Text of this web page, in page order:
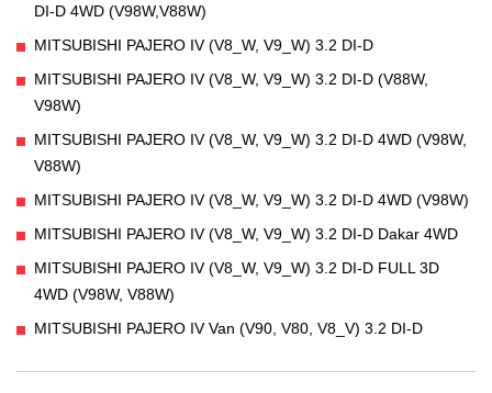
DI-D 4WD (V98W,V88W)
MITSUBISHI PAJERO IV (V8_W, V9_W) 3.2 DI-D
MITSUBISHI PAJERO IV (V8_W, V9_W) 3.2 DI-D (V88W,
V98W)
MITSUBISHI PAJERO IV (V8_W, V9_W) 3.2 DI-D 4WD (V98W,
V88W)
MITSUBISHI PAJERO IV (V8_W, V9_W) 3.2 DI-D 4WD (V98W)
MITSUBISHI PAJERO IV (V8_W, V9_W) 3.2 DI-D Dakar 4WD
MITSUBISHI PAJERO IV (V8_W, V9_W) 3.2 DI-D FULL 3D
4WD (V98W, V88W)
MITSUBISHI PAJERO IV Van (V90, V80, V8_V) 3.2 DI-D